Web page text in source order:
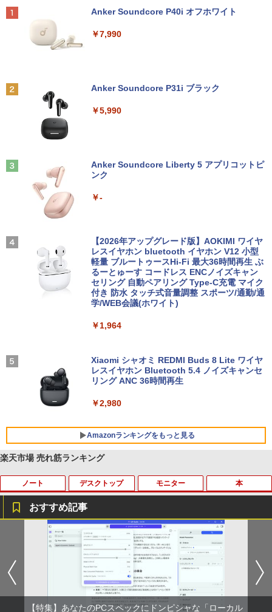
Anker Soundcore P40i オフホワイト
￥7,990
Anker Soundcore P31i ブラック
￥5,990
Anker Soundcore Liberty 5 アプリコットピ
ンク
￥-
【2026年アップグレード版】AOKIMI ワイヤ
レスイヤホン bluetooth イヤホン V12 小型
軽量 ブルートゥースHi-Fi 最大36時間再生 ぶ
るーとゅーす コードレス ENCノイズキャン
セリング 自動ペアリング Type-C充電 マイク
付き 防水 タッチ式音量調整 スポーツ/通勤/通
学/WEB会議(ホワイト)
￥1,964
Xiaomi シャオミ REDMI Buds 8 Lite ワイヤ
レスイヤホン Bluetooth 5.4 ノイズキャンセ
リング ANC 36時間再生
￥2,980
Amazonランキングをもっと見る
BRUCE WAYNE feat. Flo Milli, ATL Jacob
[Explicit]
￥250
BRUCE WAYNE feat. Flo Milli, ATL Jacob
[Explicit]
￥250
【Amazon.co.jp限定】 い・ろ・は・す 2L P
ET ラベルレス ×8本
￥1,112
by Amazon 天然水 ラベルレス 500ml ×24本
富士山の天然水 バナジウム含有 水 ミネラル
ウォーター ペットボトル 静岡県産 500ミリリ
ットル (Smart Basic)
薬屋のひとりごと 17巻 (デジタル版ビッグガ
ンガンコミックス)
￥770
異世界居酒屋「のぶ」(22) (角川コミックス・
エース)
￥832
楽天市場 売れ筋ランキング
ノート デスクトップ
ポイント10倍 中古パソコン デスクトッ
プパソコン Windows 11【Office付】
【Windows 11 Pro 64Bit搭載】DELL O
ptiplexシリーズ Core i5搭載/4G/新品SS
D 120GB/DVD-ROM/送料無料【オプショ
ン色々有】
￥24,800
モニター 本
【予約商品】2027年度カレンダー ミニミ
ニ日めくり 米津祐介 C-1776-YZ グリー
ティングライフ 大人 かわいい インテリ
ア イラスト 令和9年 おしゃれ イラスト
ミニサイズ 手のひらサイズ
￥2,200
おすすめ記事
【特集】あなたのPCスペックにドンピシャな「ローカル